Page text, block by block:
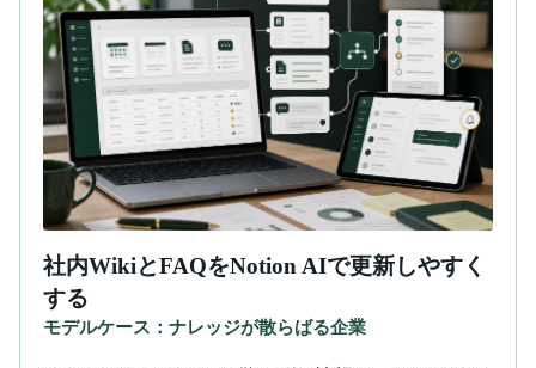
社内WikiとFAQをNotion AIで更新しやすく
する
モデルケース：ナレッジが散らばる企業